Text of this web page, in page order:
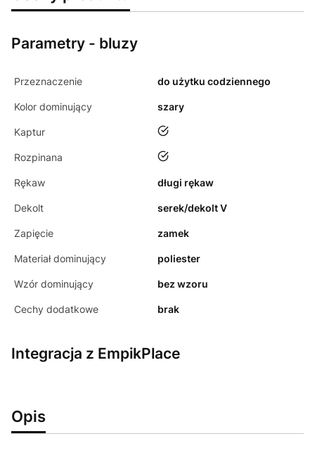
Parametry - bluzy
Przeznaczenie do użytku codziennego
Kolor dominujący szary
Kaptur tak
Rozpinana tak
Rękaw długi rękaw
Dekolt serek/dekolt V
Zapięcie zamek
Materiał dominujący poliester
Wzór dominujący bez wzoru
Cechy dodatkowe brak
Integracja z EmpikPlace
Opis